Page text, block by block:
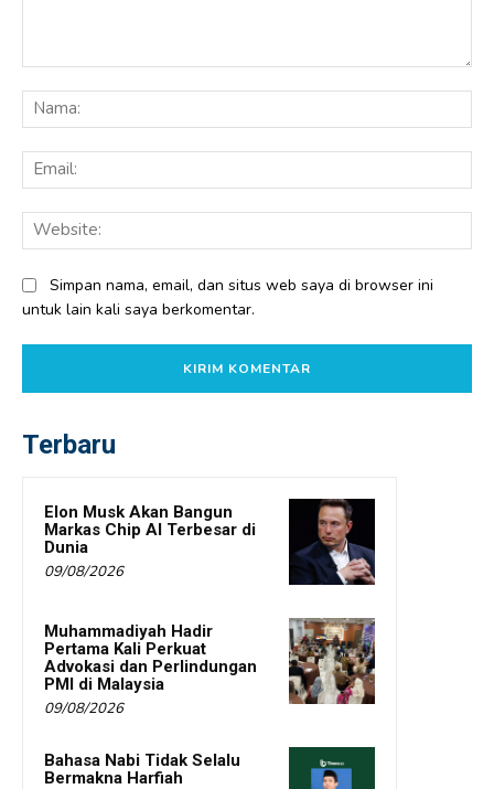
Simpan nama, email, dan situs web saya di browser ini
untuk lain kali saya berkomentar.
Terbaru
Elon Musk Akan Bangun
Markas Chip AI Terbesar di
Dunia
09/08/2026
Muhammadiyah Hadir
Pertama Kali Perkuat
Advokasi dan Perlindungan
PMI di Malaysia
09/08/2026
Bahasa Nabi Tidak Selalu
Bermakna Harfiah